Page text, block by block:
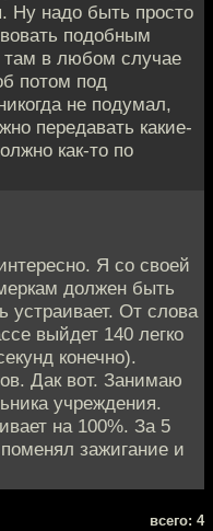
Ну надо быть просто
подобным
там в любом случае
потом под
не подумал,
передавать какие-
как-то по
Я со своей
должен быть
От слова
выйдет 140 легко
конечно).
Дак вот. Занимаю
учреждения.
на 100%. За 5
зажигание и
всего: 4